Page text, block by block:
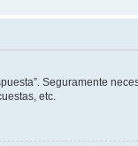
Seguramente
etc.